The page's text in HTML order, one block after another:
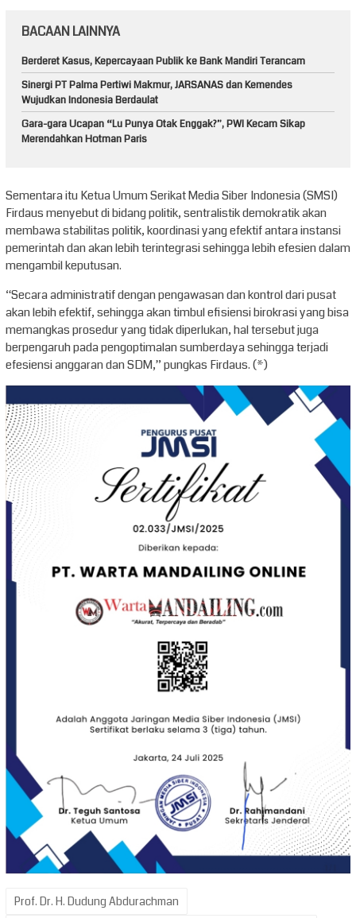
BACAAN LAINNYA
Berderet Kasus, Kepercayaan Publik ke Bank Mandiri Terancam
Sinergi PT Palma Pertiwi Makmur, JARSANAS dan Kemendes
Wujudkan Indonesia Berdaulat
Gara-gara Ucapan “Lu Punya Otak Enggak?”, PWI Kecam Sikap
Merendahkan Hotman Paris
Sementara itu Ketua Umum Serikat Media Siber Indonesia (SMSI)
Firdaus menyebut di bidang politik, sentralistik demokratik akan
membawa stabilitas politik, koordinasi yang efektif antara instansi
pemerintah dan akan lebih terintegrasi sehingga lebih efesien dalam
mengambil keputusan.
“Secara administratif dengan pengawasan dan kontrol dari pusat
akan lebih efektif, sehingga akan timbul efisiensi birokrasi yang bisa
memangkas prosedur yang tidak diperlukan, hal tersebut juga
berpengaruh pada pengoptimalan sumberdaya sehingga terjadi
efesiensi anggaran dan SDM,” pungkas Firdaus. (*)
Prof. Dr. H. Dudung Abdurachman